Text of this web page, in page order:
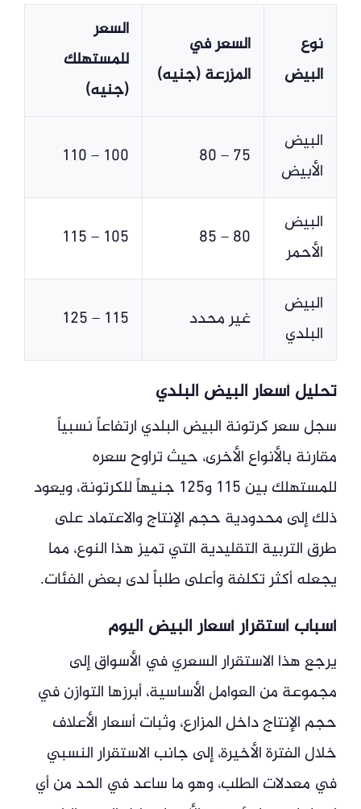
نوع
البيض
السعر في
المزرعة (جنيه)
السعر
للمستهلك
(جنيه)
البيض
الأبيض
75 – 80
100 – 110
البيض
الأحمر
80 – 85
105 – 115
البيض
البلدي
غير محدد 115 – 125
تحليل أسعار البيض البلدي
سجل سعر كرتونة البيض البلدي ارتفاعاً نسبياً
مقارنة بالأنواع الأخرى، حيث تراوح سعره
للمستهلك بين 115 و125 جنيهاً للكرتونة، ويعود
ذلك إلى محدودية حجم الإنتاج والاعتماد على
طرق التربية التقليدية التي تميز هذا النوع، مما
يجعله أكثر تكلفة وأعلى طلباً لدى بعض الفئات.
أسباب استقرار أسعار البيض اليوم
يرجع هذا الاستقرار السعري في الأسواق إلى
مجموعة من العوامل الأساسية، أبرزها التوازن في
حجم الإنتاج داخل المزارع، وثبات أسعار الأعلاف
خلال الفترة الأخيرة، إلى جانب الاستقرار النسبي
في معدلات الطلب، وهو ما ساعد في الحد من أي